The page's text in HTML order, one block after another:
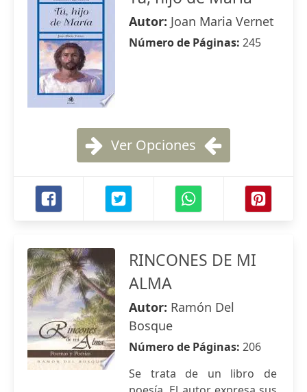
Autor: Joan Maria Vernet
Número de Páginas: 245
Ver Opciones
RINCONES DE MI
ALMA
Autor: Ramón Del
Bosque
Número de Páginas: 206
Se trata de un libro de